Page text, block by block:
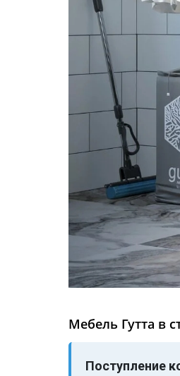
Мебель Гутта в
Поступление